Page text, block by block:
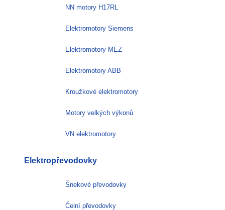
NN motory H17RL
Elektromotory Siemens
Elektromotory MEZ
Elektromotory ABB
Kroužkové elektromotory
Motory velkých výkonů
VN elektromotory
Elektropřevodovky
Šnekové převodovky
Čelní převodovky